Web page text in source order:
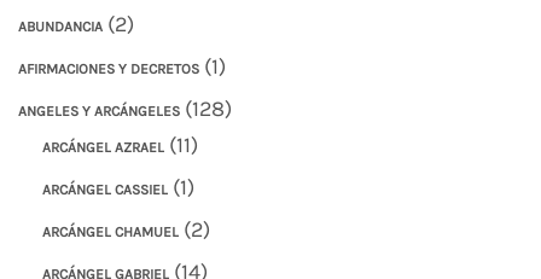
ABUNDANCIA (2)
AFIRMACIONES Y DECRETOS (1)
ANGELES Y ARCÁNGELES (128)
ARCÁNGEL AZRAEL (11)
ARCÁNGEL CASSIEL (1)
ARCÁNGEL CHAMUEL (2)
ARCÁNGEL GABRIEL (14)